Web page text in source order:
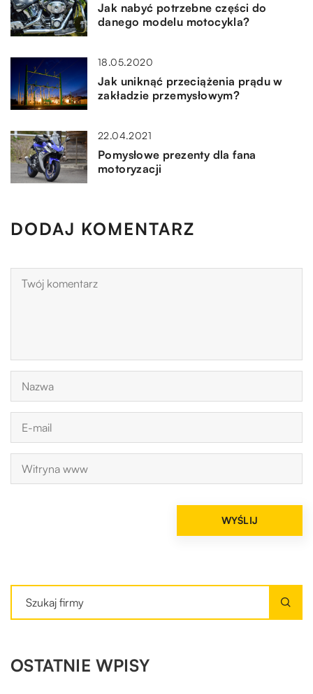
Jak nabyć potrzebne części do
danego modelu motocykla?
18.05.2020
Jak uniknąć przeciążenia prądu w
zakładzie przemysłowym?
22.04.2021
Pomysłowe prezenty dla fana
motoryzacji
DODAJ KOMENTARZ
OSTATNIE WPISY